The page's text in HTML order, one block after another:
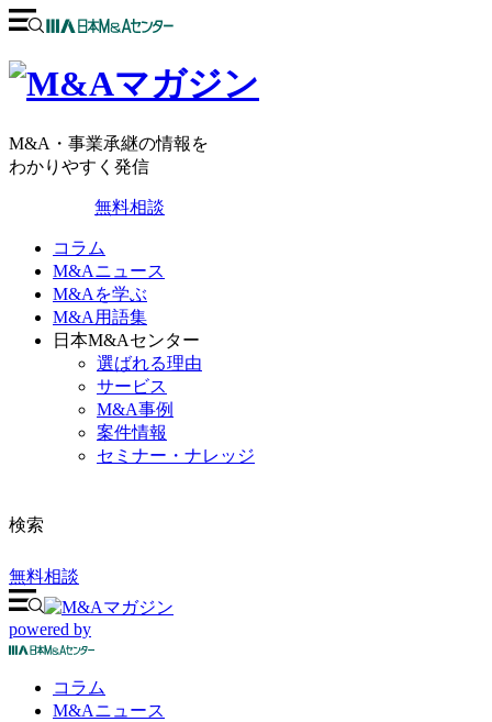
M&A・事業承継の情報を
わかりやすく発信
無料相談
コラム
M&Aニュース
M&Aを学ぶ
M&A用語集
日本M&Aセンター
選ばれる理由
サービス
M&A事例
案件情報
セミナー・ナレッジ
検索
無料相談
powered by
コラム
M&Aニュース